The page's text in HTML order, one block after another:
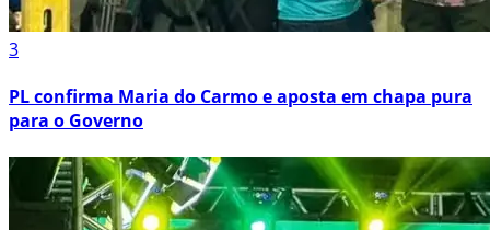
3
PL confirma Maria do Carmo e aposta em chapa pura
para o Governo